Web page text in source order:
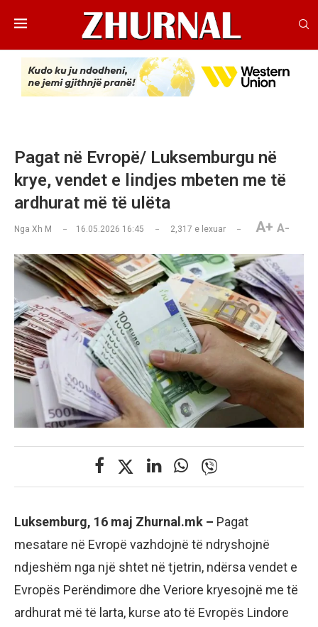
Pagat në Evropë/ Luksemburgu në
krye, vendet e lindjes mbeten me të
ardhurat më të ulëta
Nga Xh M 16.05.2026 16:45 2,317 e lexuar A+ A-
Luksemburg, 16 maj Zhurnal.mk – Pagat
mesatare në Evropë vazhdojnë të ndryshojnë
ndjeshëm nga një shtet në tjetrin, ndërsa vendet e
Evropës Perëndimore dhe Veriore kryesojnë me të
ardhurat më të larta, kurse ato të Evropës Lindore